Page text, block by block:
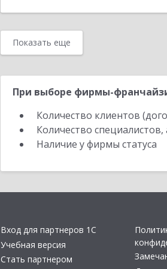
Показать еще
При выборе фирмы-
Количество клиентов
Количество
Наличие у фирмы статуса
Вход для партнеров 1С
Учебная версия
Стать партнером